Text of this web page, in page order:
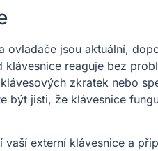
ovladače jsou aktuální,
reaguje bez
zkratek nebo
být jisti, že klávesnice
externí klávesnice a